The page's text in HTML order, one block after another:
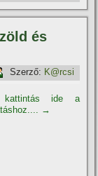
és
Szerző: K@rcsi
kattintás ide a
→